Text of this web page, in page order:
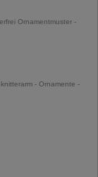
Ornamentmuster -
- Ornamente -